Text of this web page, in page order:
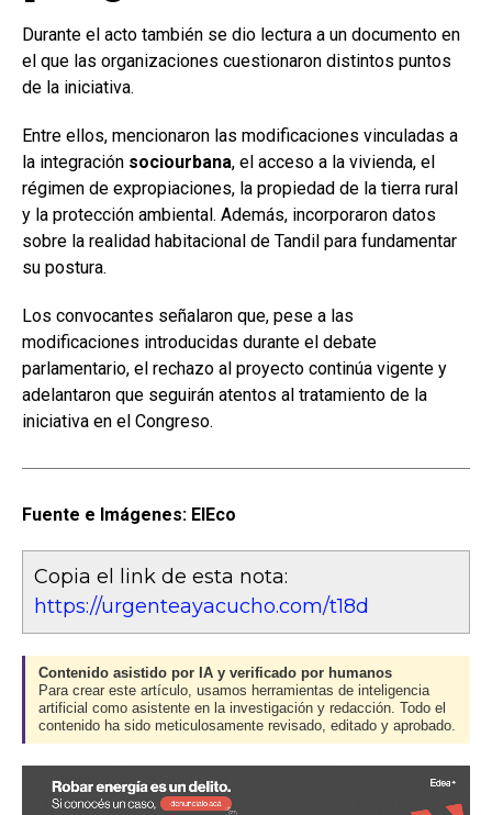
Durante el acto también se dio lectura a un documento en
el que las organizaciones cuestionaron distintos puntos
de la iniciativa.
Entre ellos, mencionaron las modificaciones vinculadas a
la integración sociourbana, el acceso a la vivienda, el
régimen de expropiaciones, la propiedad de la tierra rural
y la protección ambiental. Además, incorporaron datos
sobre la realidad habitacional de Tandil para fundamentar
su postura.
Los convocantes señalaron que, pese a las
modificaciones introducidas durante el debate
parlamentario, el rechazo al proyecto continúa vigente y
adelantaron que seguirán atentos al tratamiento de la
iniciativa en el Congreso.
Fuente e Imágenes: ElEco
Copia el link de esta nota:
https://urgenteayacucho.com/t18d
Contenido asistido por IA y verificado por humanos
Para crear este artículo, usamos herramientas de inteligencia
artificial como asistente en la investigación y redacción. Todo el
contenido ha sido meticulosamente revisado, editado y aprobado.